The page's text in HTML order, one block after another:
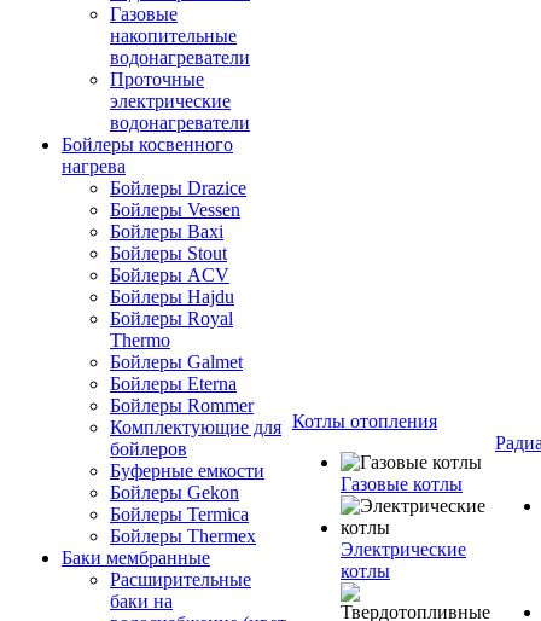
Газовые
накопительные
водонагреватели
Проточные
электрические
водонагреватели
Бойлеры косвенного
нагрева
Бойлеры Drazice
Бойлеры Vessen
Бойлеры Baxi
Бойлеры Stout
Бойлеры ACV
Бойлеры Hajdu
Бойлеры Royal
Thermo
Бойлеры Galmet
Бойлеры Eterna
Бойлеры Rommer
Комплектующие для
бойлеров
Буферные емкости
Бойлеры Gekon
Бойлеры Termica
Бойлеры Thermex
Баки мембранные
Расширительные
баки на
Котлы отопления
Газовые котлы
Электрические
котлы